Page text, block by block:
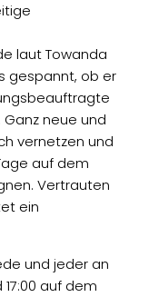
laut Towanda
gespannt, ob er
neue und
vernetzen und
auf dem
Vertrauten
ein
und jeder an
auf dem